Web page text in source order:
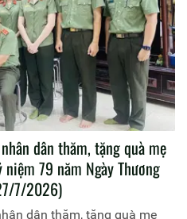
dân thăm, tặng quà mẹ
79 năm Ngày Thương
7/2026)
dân thăm, tặng quà mẹ